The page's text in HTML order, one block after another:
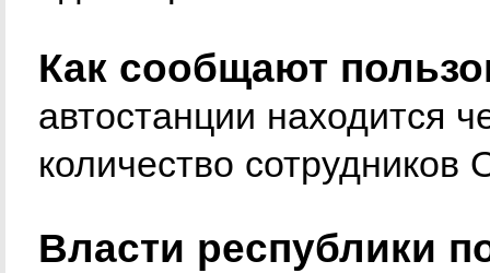
Как сообщают
автостанции находится
количество
Власти республики